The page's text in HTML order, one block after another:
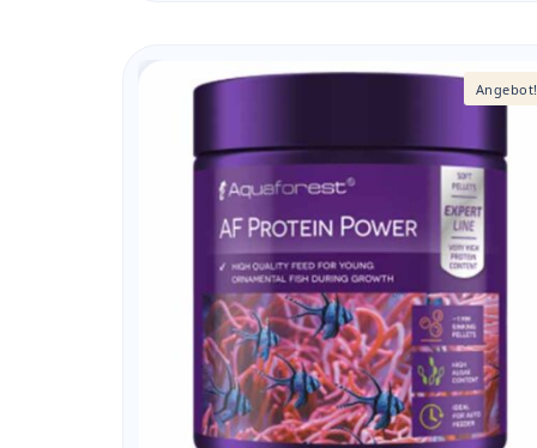
Angebot!